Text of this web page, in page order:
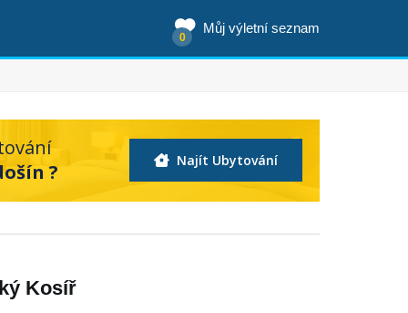
Můj výletní seznam
0
?
Najít Ubytování
Kosíř